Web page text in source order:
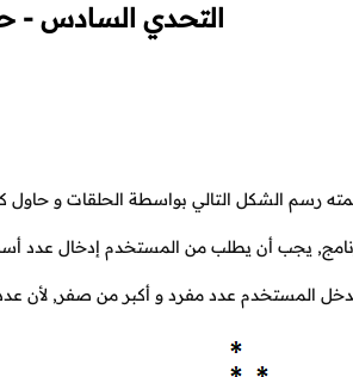
التحدي السادس -
رسم الشكل التالي بواسطة الحلقات و حاول
يجب أن يطلب من المستخدم إدخال عدد
المستخدم عدد مفرد و أكبر من صفر, لأن